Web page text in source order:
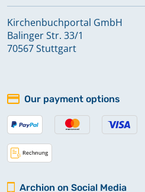
Kirchenbuchportal GmbH
Balinger Str. 33/1
70567 Stuttgart
Our payment options
Archion on Social Media